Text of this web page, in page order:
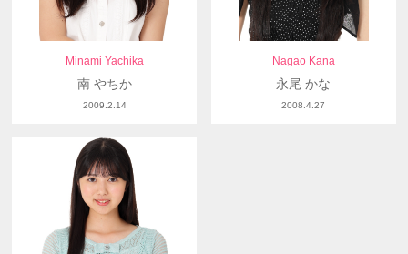
Minami Yachika
南 やちか
2009.2.14
Nagao Kana
永尾 かな
2008.4.27